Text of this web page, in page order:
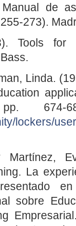
de
273).
Tools for
Linda.
674-
lockers/
Martínez,
La
sobre